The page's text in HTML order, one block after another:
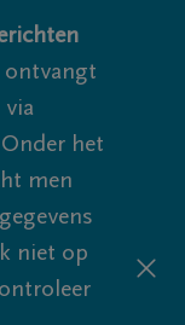
ontvangt
het
men
niet op